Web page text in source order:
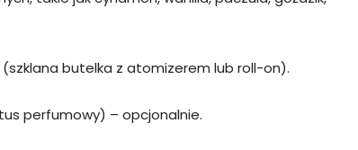
butelka z atomizerem lub roll-on).
perfumowy) – opcjonalnie.